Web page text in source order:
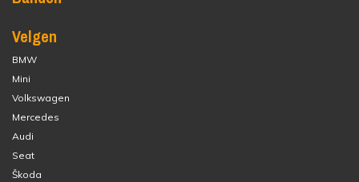
Velgen
BMW
Mini
Volkswagen
Mercedes
Audi
Seat
Škoda